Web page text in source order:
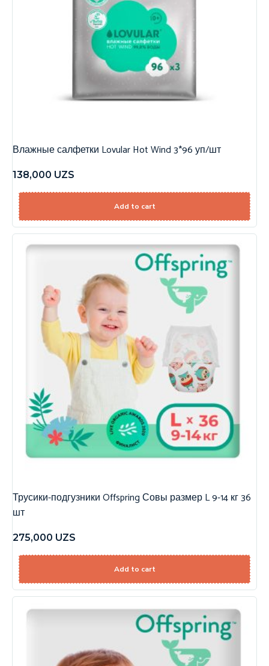
Влажные салфетки Lovular Hot Wind 3*96 уп/шт
138,000 UZS
Add to cart
Трусики-подгузники Offspring Совы размер L 9-14 кг 36
шт
275,000 UZS
Add to cart